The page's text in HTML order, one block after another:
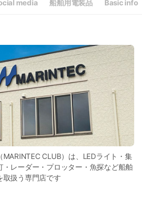
media 船舶用電装品 Basic info
CLUB）は、LEDライト・集
レーダー・プロッター・魚探など船舶
取扱う専門店です